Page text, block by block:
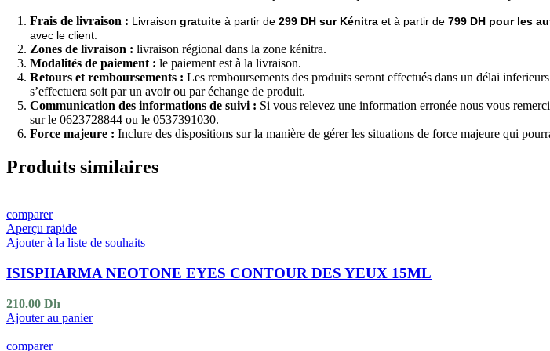
Frais de livraison : Livraison gratuite à partir de 299 DH sur Kénitra et à partir de 799 DH pour les
avec le client.
Zones de livraison : livraison régional dans la zone kénitra.
Modalités de paiement : le paiement est à la livraison.
Retours et remboursements : Les remboursements des produits seront effectués dans un délai
s’effectuera soit par un avoir ou par échange de produit.
Communication des informations de suivi : Si vous relevez une information erronée nous vous
sur le 0623728844 ou le 0537391030.
Force majeure : Inclure des dispositions sur la manière de gérer les situations de force majeure qui
Produits similaires
comparer
Aperçu rapide
Ajouter à la liste de souhaits
ISISPHARMA NEOTONE EYES CONTOUR DES YEUX 15ML
210.00 Dh
Ajouter au panier
comparer